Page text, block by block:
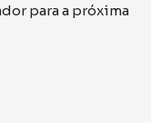
para a próxima